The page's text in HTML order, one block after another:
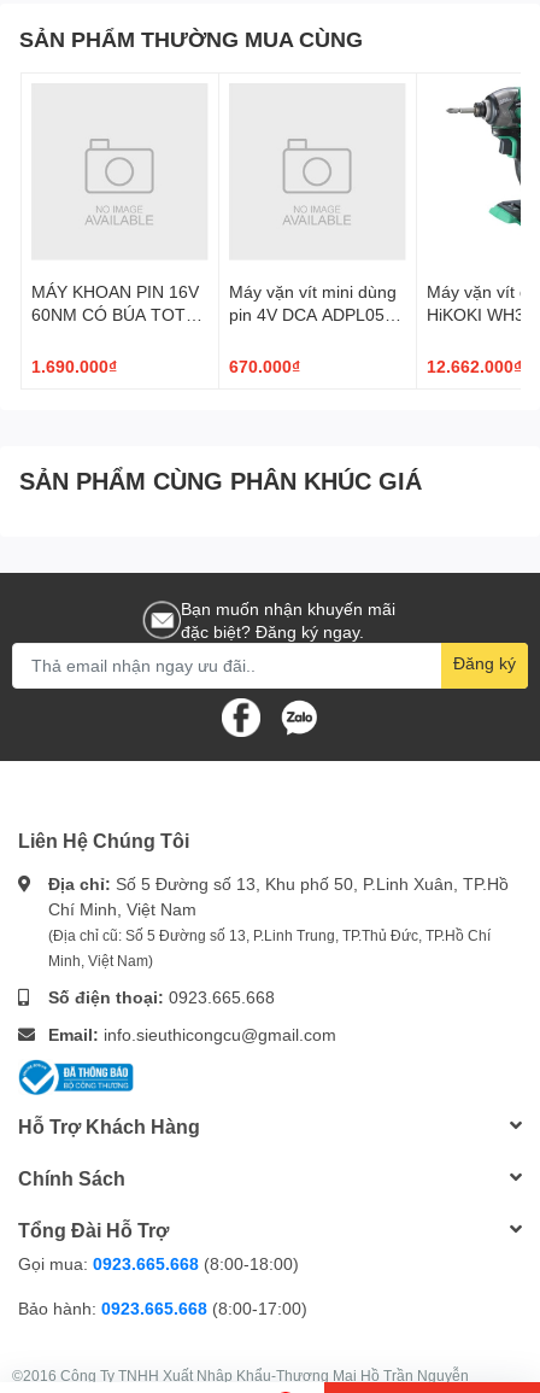
SẢN PHẨM THƯỜNG MUA CÙNG
MÁY KHOAN PIN 16V
60NM CÓ BÚA TOTAL
1.690.000₫
Máy vặn vít mini dùng
pin 4V DCA ADPL05-
670.000₫
Máy vặn vít
HiKOKI
12.662.000₫
SẢN PHẨM CÙNG PHÂN KHÚC GIÁ
Bạn muốn nhận khuyến mãi
đặc biệt? Đăng ký ngay.
Đăng ký
Liên Hệ Chúng Tôi
Địa chỉ: Số 5 Đường số 13, Khu phố 50, P.Linh Xuân, TP.Hồ
Chí Minh, Việt Nam
(Địa chỉ cũ: Số 5 Đường số 13, P.Linh Trung, TP.Thủ Đức, TP.Hồ Chí
Minh, Việt Nam)
Số điện thoại: 0923.665.668
Email: info.sieuthicongcu@gmail.com
Hỗ Trợ Khách Hàng
Chính Sách
Tổng Đài Hỗ Trợ
Gọi mua: 0923.665.668 (8:00-18:00)
Bảo hành: 0923.665.668 (8:00-17:00)
©2016 Công Ty TNHH Xuất Nhập Khẩu-Thương Mại Hồ Trần Nguyễn